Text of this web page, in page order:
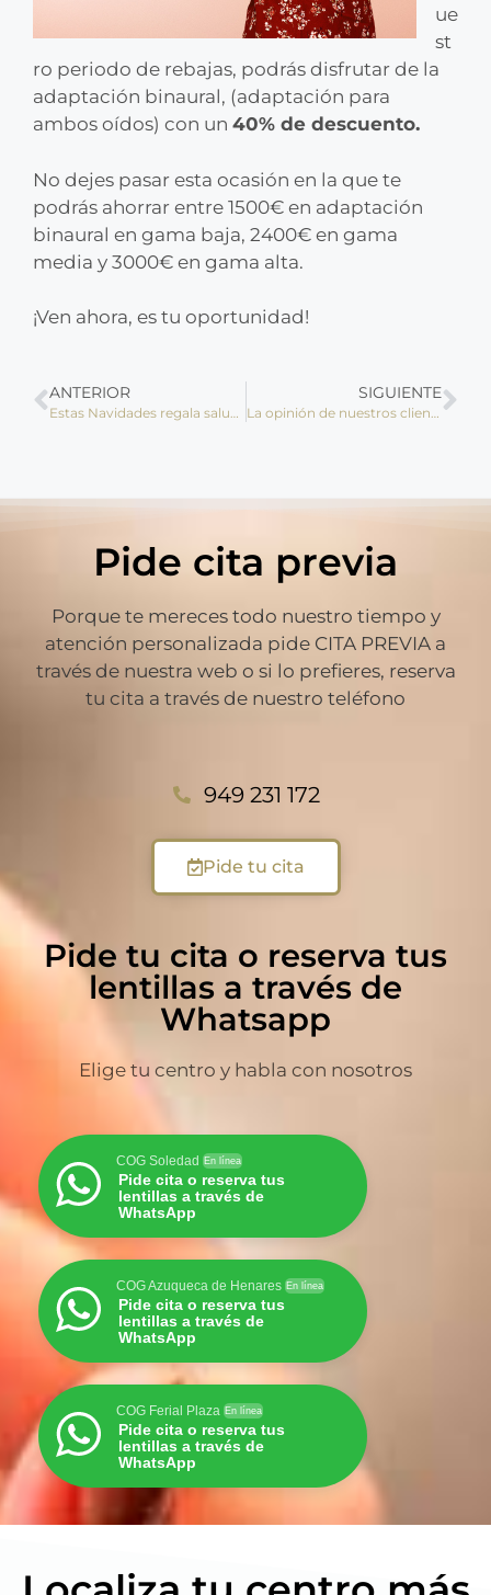
ue
st
ro periodo de rebajas, podrás disfrutar de la
adaptación binaural, (adaptación para
ambos oídos) con un 40% de descuento.
No dejes pasar esta ocasión en la que te
podrás ahorrar entre 1500€ en adaptación
binaural en gama baja, 2400€ en gama
media y 3000€ en gama alta.
¡Ven ahora, es tu oportunidad!
ANTERIOR SIGUIENTE
Pide cita previa
Porque te mereces todo nuestro tiempo y
atención personalizada pide CITA PREVIA a
través de nuestra web o si lo prefieres, reserva
tu cita a través de nuestro teléfono
949 231 172
Pide tu cita
Pide tu cita o reserva tus
lentillas a través de
Whatsapp
Elige tu centro y habla con nosotros
COG Soledad En línea
Pide cita o reserva tus
lentillas a través de
WhatsApp
COG Azuqueca de Henares En línea
Pide cita o reserva tus
lentillas a través de
WhatsApp
COG Ferial Plaza En línea
Pide cita o reserva tus
lentillas a través de
WhatsApp